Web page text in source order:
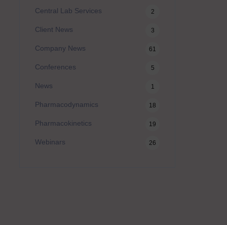
Central Lab Services 2
Client News 3
Company News 61
Conferences 5
News 1
Pharmacodynamics 18
Pharmacokinetics 19
Webinars 26